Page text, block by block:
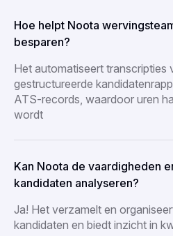
Hoe helpt Noota
besparen?
Het automatiseert transcripties
gestructureerde
ATS-records, waardoor uren
wordt
Kan Noota de vaardigheden
kandidaten analyseren?
Ja! Het verzamelt en
kandidaten en biedt inzicht in